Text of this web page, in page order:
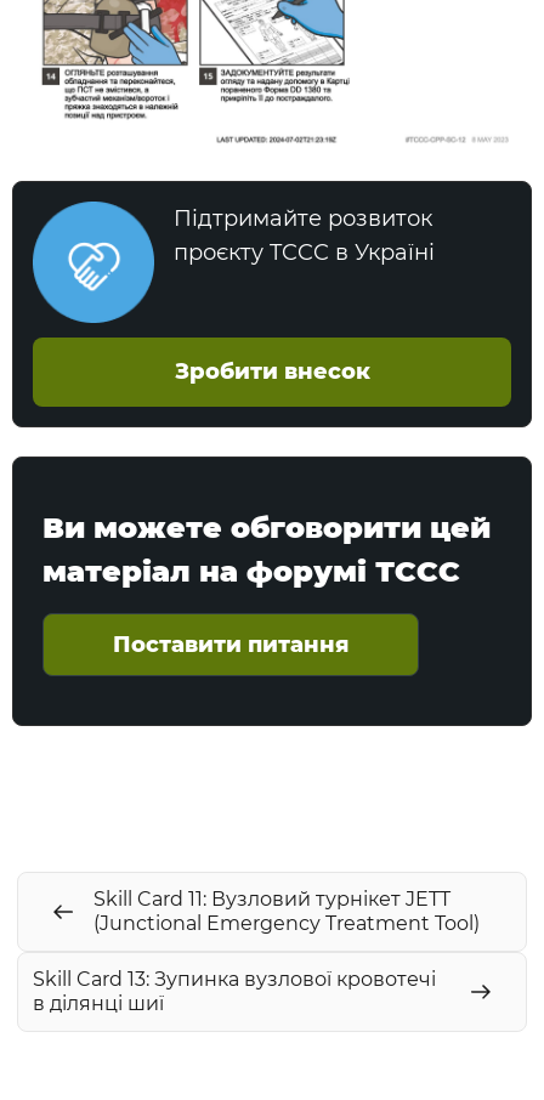
Підтримайте розвиток
проєкту TCCC в Україні
Зробити внесок
Ви можете обговорити цей
матеріал на форумі ТССС
Поставити питання
Skill Card 11: Вузловий турнікет JETT
(Junctional Emergency Treatment Tool)
Skill Card 13: Зупинка вузлової кровотечі
в ділянці шиї